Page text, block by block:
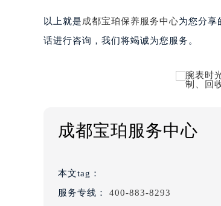
以上就是 成都宝珀保养服务中心为您分享
话进行咨询，我们将竭诚为您服务。
成都宝珀服务中心
本文tag：
服务专线：
400-883-8293